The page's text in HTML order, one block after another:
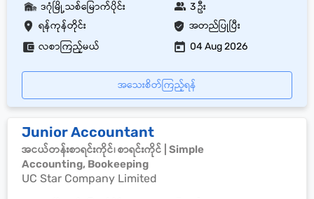
ရန်ကုန်တိုင်း အတည်ပြုပြီး
ဒဂုံမြို့သစ်မြောက်ပိုင်း 3 ဦး
လစာကြည့်မယ် 04 Aug 2026
အသေးစိတ်ကြည့်ရန်
Junior Accountant
အငယ်တန်းစာရင်းကိုင်၊ စာရင်းကိုင် | Simple
Accounting, Bookeeping
UC Star Company Limited